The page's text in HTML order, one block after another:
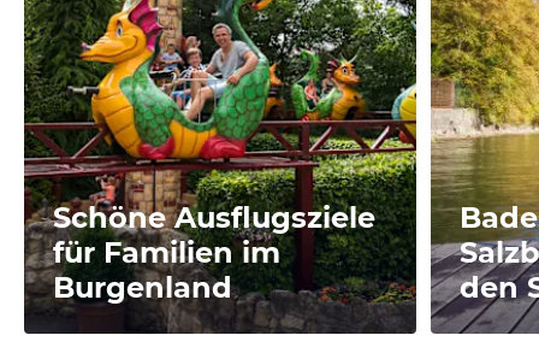
Schöne Ausflugsziele
für Familien im
Burgenland
den